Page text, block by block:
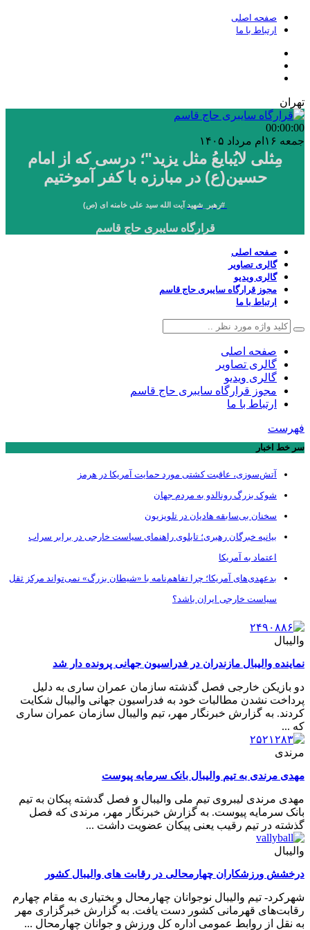
صفحه اصلی
ارتباط با ما
تهران
00:00:00
جمعه ۱۶ام مرداد ۱۴۰۵
مِثلی لایُبایعُ مثل یزید"؛ درسی که از امام
حسین(ع) در مبارزه با کفر آموختیم
#رهبر_شهید آیت الله سید علی خامنه ای (ص)
قرارگاه سایبری حاج قاسم
صفحه اصلی
گالری تصاویر
گالری ویدیو
مجوز قرارگاه سایبری حاج قاسم
ارتباط با ما
صفحه اصلی
گالری تصاویر
گالری ویدیو
مجوز قرارگاه سایبری حاج قاسم
ارتباط با ما
فهرست
سر خط اخبار
آتش‌سوزی، عاقبت کشتی مورد حمایت آمریکا در هرمز
شوک بزرگ رونالدو به مردم جهان
سخنان بی‌سابقه هادیان در تلویزیون
بیانیه خبرگان رهبری؛ تابلوی راهنمای سیاست خارجی در برابر سراب
اعتماد به آمریکا
بدعهدی‌های آمریکا؛ چرا تفاهم‌نامه با «شیطان بزرگ» نمی‌تواند مرکز ثقل
سیاست خارجی ایران باشد؟
والیبال
نماینده والیبال مازندران در فدراسیون جهانی پرونده دار شد
دو بازیکن خارجی فصل گذشته سازمان عمران ساری به دلیل
پرداخت نشدن مطالبات خود به فدراسیون جهانی والیبال شکایت
کردند. به گزارش خبرنگار مهر، تیم والیبال سازمان عمران ساری
که ...
مرندی
مهدی مرندی به تیم والیبال بانک سرمایه پیوست
مهدی مرندی لیبروی تیم ملی والیبال و فصل گدشته پبکان به تیم
بانک سرمایه پیوست. به گزارش خبرنگار مهر، مرندی که فصل
گذشته در تیم رقیب یعنی پیکان عضویت داشت ...
والیبال
درخشش ورزشکاران چهارمحالی در رقابت های والیبال کشور
شهرکرد- تیم والیبال نوجوانان چهارمحال و بختیاری به مقام چهارم
رقابت‌های قهرمانی کشور دست یافت. به گزارش خبرگزاری مهر
به نقل از روابط عمومی اداره کل ورزش و جوانان چهارمحال ...